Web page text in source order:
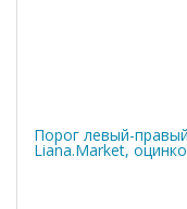
Порог левый-
Liana.Market,